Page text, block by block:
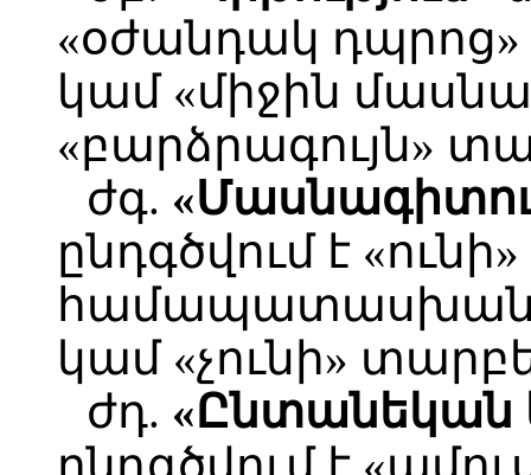
«օժանդակ
կամ «միջին
«բարձրագույն»
ժգ.
ընդգծվում է «ունի»
համապատասխան
կամ «չունի»
ժդ. «Ընտանեկան